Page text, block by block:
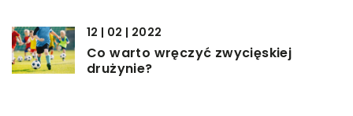
12 | 02 | 2022
Co warto wręczyć zwycięskiej
drużynie?